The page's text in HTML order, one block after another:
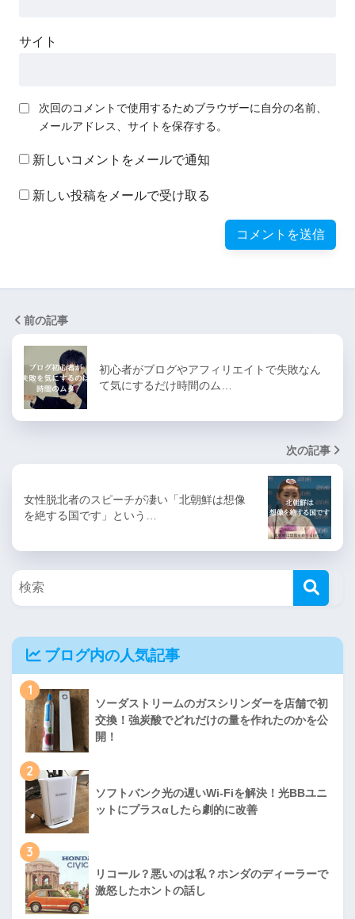
サイト
次回のコメントで使用するためブラウザーに自分の名前、
メールアドレス、サイトを保存する。
新しいコメントをメールで通知
新しい投稿をメールで受け取る
前の記事
初心者がブログやアフィリエイトで失敗なん
て気にするだけ時間のム…
次の記事
女性脱北者のスピーチが凄い「北朝鮮は想像
を絶する国です」という…
ブログ内の人気記事
1
ソーダストリームのガスシリンダーを店舗で初
交換！強炭酸でどれだけの量を作れたのかを公
開！
2
ソフトバンク光の遅いWi-Fiを解決！光BBユニ
ットにプラスαしたら劇的に改善
3
リコール？悪いのは私？ホンダのディーラーで
激怒したホントの話し